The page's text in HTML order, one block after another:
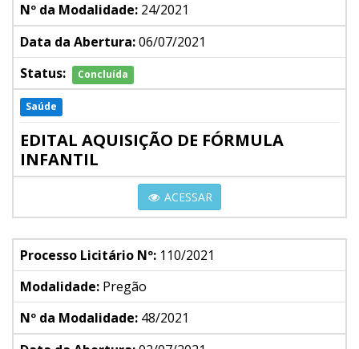
Nº da Modalidade: 24/2021
Data da Abertura:06/07/2021
Status:
Concluída
Saúde
EDITAL AQUISIÇÃO DE FÓRMULA
INFANTIL
ACESSAR
Processo Licitário Nº: 110/2021
Modalidade: Pregão
Nº da Modalidade: 48/2021